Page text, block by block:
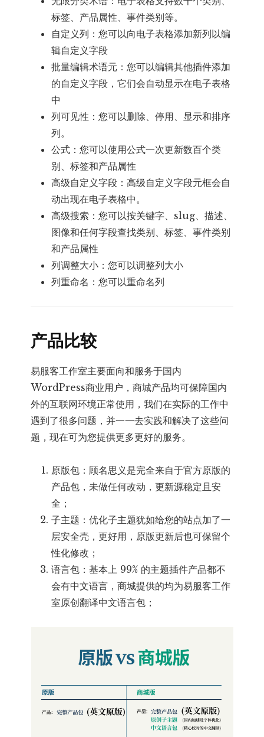
标签、产品属性、事件类别等。
自定义列：您可以向电子表格添加新列以编
辑自定义字段
批量编辑术语元：您可以编辑其他插件添加
的自定义字段，它们会自动显示在电子表格
中
列可见性：您可以删除、停用、显示和排序
列。
公式：您可以使用公式一次更新数百个类
别、标签和产品属性
高级自定义字段：高级自定义字段元框会自
动出现在电子表格中。
高级搜索：您可以按关键字、slug、描述、
图像和任何字段查找类别、标签、事件类别
和产品属性
列调整大小：您可以调整列大小
列重命名：您可以重命名列
产品比较
易服客工作室主要面向和服务于国内
WordPress商业用户，商城产品均可保障国内
外的互联网环境正常使用，我们在实际的工作中
遇到了很多问题，并一一去实践和解决了这些问
题，现在可为您提供更多更好的服务。
原版包：顾名思义是完全来自于官方原版的
产品包，未做任何改动，更新源稳定且安
全；
子主题：优化子主题犹如给您的站点加了一
层安全壳，更好用，原版更新后也可保留个
性化修改；
语言包：基本上 99% 的主题插件产品都不
会有中文语言，商城提供的均为易服客工作
室原创翻译中文语言包；